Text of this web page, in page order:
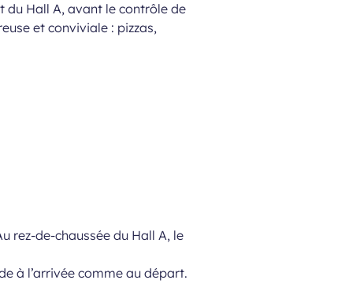
du Hall A, avant le contrôle de
et conviviale : pizzas,
rez-de-chaussée du Hall A, le
à l’arrivée comme au départ.